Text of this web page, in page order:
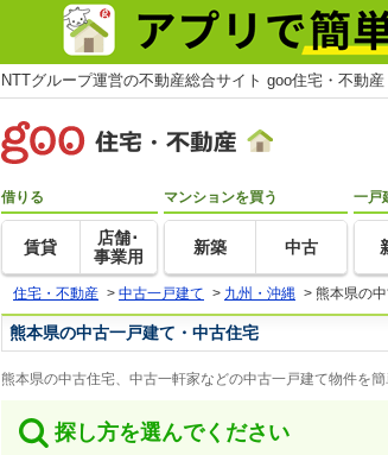
NTTグループ運営の不動産総合サイト goo住宅・不動産
借りる
賃貸
店舗･
事業用
マンションを買う
新築 中古
一戸
住宅・不動産 > 中古一戸建て > 九州・沖縄 > 熊本県の
熊本県の中古一戸建て・中古住宅
熊本県の中古住宅、中古一軒家などの中古一戸建て物件を
探し方を選んでください